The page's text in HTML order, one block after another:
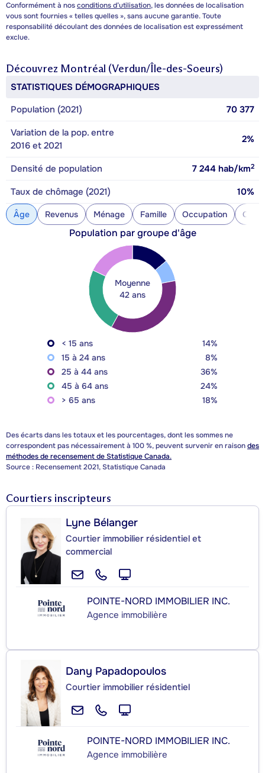
Conformément à nosconditions d’utilisation, les données de localisation
vous sont fournies « telles quelles », sans aucune garantie. Toute
responsabilité découlant des données de localisation est expressément
exclue.
Découvrez Montréal (Verdun/Île-des-Soeurs)
STATISTIQUES DÉMOGRAPHIQUES
Population (2021)
70 377
Variation de la pop. entre
2016 et 2021
2%
Densité de population 7 244 hab/km2
Taux de chômage (2021) 10%
Âge Revenus Ménage Famille Occupation
Population par groupe d'âge
Moyenne
42 ans
< 15 ans
14%
15 à 24 ans
8%
25 à 44 ans
36%
45 à 64 ans
24%
> 65 ans
18%
Des écarts dans les totaux et les pourcentages, dont les sommes ne
correspondent pas nécessairement à 100 %, peuvent survenir en raisondes
méthodes de recensement de Statistique Canada.
Source : Recensement 2021, Statistique Canada
Courtiers inscripteurs
Lyne Bélanger
Courtier immobilier résidentiel et
commercial
POINTE-NORD IMMOBILIER INC.
Agence immobilière
Dany Papadopoulos
Courtier immobilier résidentiel
POINTE-NORD IMMOBILIER INC.
Agence immobilière